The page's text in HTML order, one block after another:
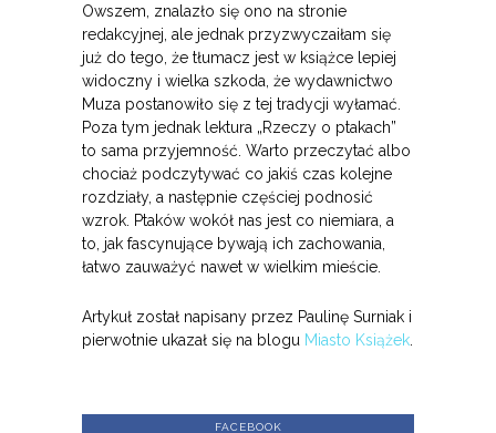
Owszem, znalazło się ono na stronie
redakcyjnej, ale jednak przyzwyczaiłam się
już do tego, że tłumacz jest w książce lepiej
widoczny i wielka szkoda, że wydawnictwo
Muza postanowiło się z tej tradycji wyłamać.
Poza tym jednak lektura „Rzeczy o ptakach”
to sama przyjemność. Warto przeczytać albo
chociaż podczytywać co jakiś czas kolejne
rozdziały, a następnie częściej podnosić
wzrok. Ptaków wokół nas jest co niemiara, a
to, jak fascynujące bywają ich zachowania,
łatwo zauważyć nawet w wielkim mieście.
Artykuł został napisany przez Paulinę Surniak i
pierwotnie ukazał się na blogu Miasto Książek.
FACEBOOK